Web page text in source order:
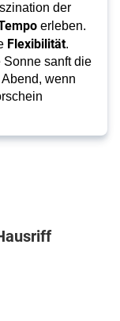
der
erleben.
Flexibilität.
Sonne sanft die
wenn